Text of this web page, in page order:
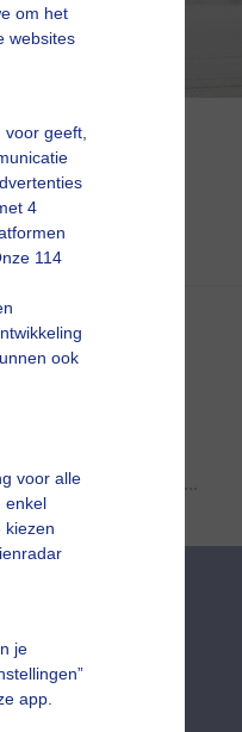
om het
websites
voor geeft,
4
114
ook
voor alle
enkel
kiezen
je
app.
moment geduld aub...